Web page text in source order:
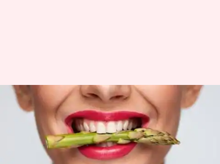
अगर मजबूत दांत चाहते हैं तो इन
चीजों का करें सेवन और इनसे करें
परहेज
Apr 05, 2020 08:00 pm